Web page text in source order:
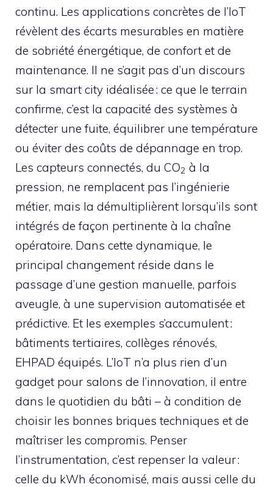
continu. Les applications concrètes de l’IoT
révèlent des écarts mesurables en matière
de sobriété énergétique, de confort et de
maintenance. Il ne s’agit pas d’un discours
sur la smart city idéalisée : ce que le terrain
confirme, c’est la capacité des systèmes à
détecter une fuite, équilibrer une température
ou éviter des coûts de dépannage en trop.
Les capteurs connectés, du CO2 à la
pression, ne remplacent pas l’ingénierie
métier, mais la démultiplièrent lorsqu’ils sont
intégrés de façon pertinente à la chaîne
opératoire. Dans cette dynamique, le
principal changement réside dans le
passage d’une gestion manuelle, parfois
aveugle, à une supervision automatisée et
prédictive. Et les exemples s’accumulent :
bâtiments tertiaires, collèges rénovés,
EHPAD équipés. L’IoT n’a plus rien d’un
gadget pour salons de l’innovation, il entre
dans le quotidien du bâti – à condition de
choisir les bonnes briques techniques et de
maîtriser les compromis. Penser
l’instrumentation, c’est repenser la valeur :
celle du kWh économisé, mais aussi celle du